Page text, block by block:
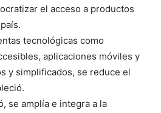
el acceso a productos
tecnológicas como
aplicaciones móviles y
y simplificados, se reduce el
se amplía e integra a la